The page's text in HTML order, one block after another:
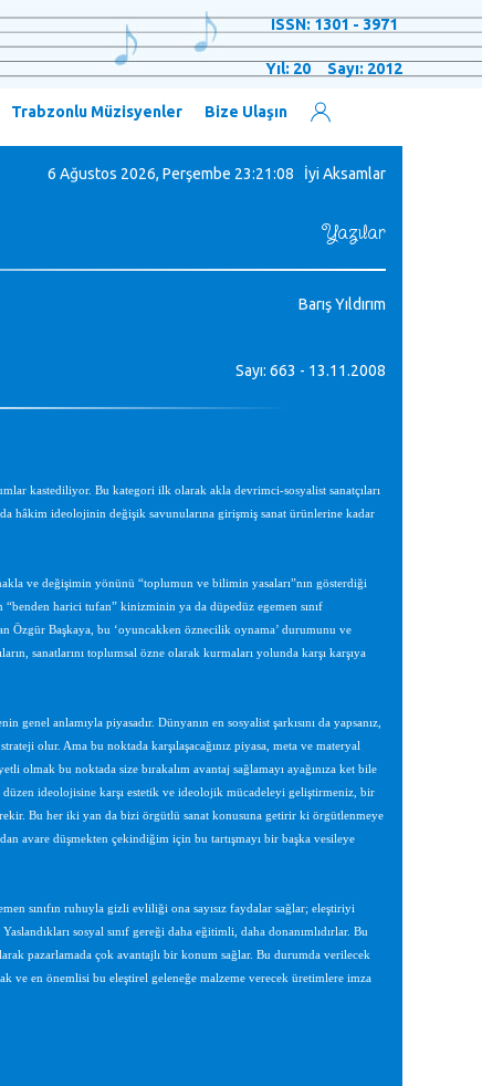
ISSN: 1301 - 3971
Yıl: 20 Sayı: 2012
Trabzonlu Müzisyenler Bize Ulaşın
6 Ağustos 2026, Perşembe 23:21:08 İyi Aksamlar
Yazılar
Barış Yıldırım
Sayı: 663 - 13.11.2008
kastediliyor. Bu kategori ilk olarak akla devrimci-sosyalist sanatçıları
hâkim ideolojinin değişik savunularına girişmiş sanat ürünlerine kadar
ve değişimin yönünü “toplumun ve bilimin yasaları”nın gösterdiği
harici tufan” kinizminin ya da düpedüz egemen sınıf
Özgür Başkaya, bu ‘oyuncakken öznecilik oynama’ durumunu ve
sanatlarını toplumsal özne olarak kurmaları yolunda karşı karşıya
anlamıyla piyasadır. Dünyanın en sosyalist şarkısını da yapsanız,
olur. Ama bu noktada karşılaşacağınız piyasa, meta ve materyal
olmak bu noktada size bırakalım avantaj sağlamayı ayağınıza ket bile
ideolojisine karşı estetik ve ideolojik mücadeleyi geliştirmeniz, bir
Bu her iki yan da bizi örgütlü sanat konusuna getirir ki örgütlenmeye
avare düşmekten çekindiğim için bu tartışmayı bir başka vesileye
sınıfın ruhuyla gizli evliliği ona sayısız faydalar sağlar; eleştiriyi
sosyal sınıf gereği daha eğitimli, daha donanımlıdırlar. Bu
pazarlamada çok avantajlı bir konum sağlar. Bu durumda verilecek
ve en önemlisi bu eleştirel geleneğe malzeme verecek üretimlere imza